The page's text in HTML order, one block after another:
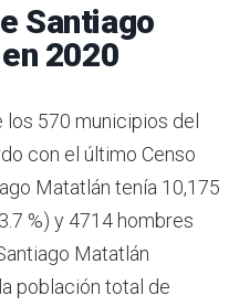
Santiago
2020
los 570 municipios del
con el último Censo
Matatlán tenía 10,175
%) y 4714 hombres
Matatlán
población total de